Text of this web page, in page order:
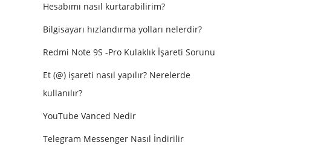
Hesabımı nasıl kurtarabilirim?
Bilgisayarı hızlandırma yolları nelerdir?
Redmi Note 9S -Pro Kulaklık İşareti Sorunu
Et (@) işareti nasıl yapılır? Nerelerde
kullanılır?
YouTube Vanced Nedir
Telegram Messenger Nasıl İndirilir